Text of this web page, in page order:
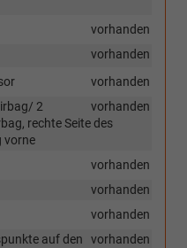
vorhanden
vorhanden
vorhanden
vorhanden
2
rechte Seite des
vorne
vorhanden
vorhanden
vorhanden
vorhanden
auf den